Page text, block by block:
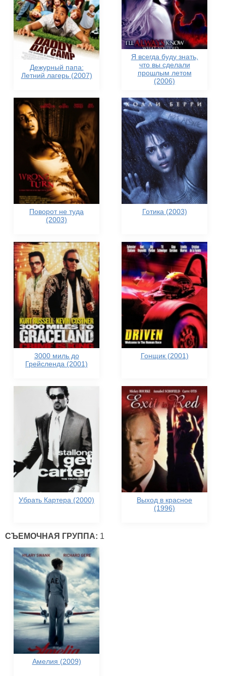
Дежурный папа:
Летний лагерь (2007)
Я всегда буду знать,
что вы сделали
прошлым летом
(2006)
Поворот не туда
(2003)
Готика (2003)
3000 миль до
Грейсленда (2001)
Гонщик (2001)
Убрать Картера (2000)
Выход в красное
(1996)
СЪЕМОЧНАЯ ГРУППА: 1
Амелия (2009)